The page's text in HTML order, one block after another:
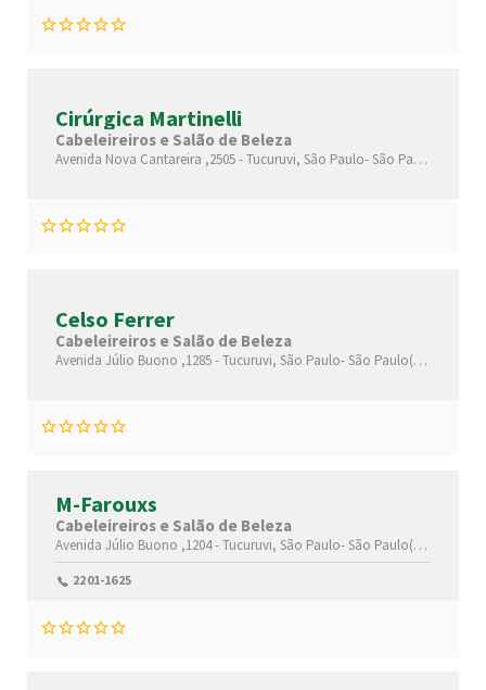
Cirúrgica Martinelli
Cabeleireiros e Salão de Beleza
Avenida Nova Cantareira ,2505 -Tucuruvi, São Paulo-São Paulo(SP)
Celso Ferrer
Cabeleireiros e Salão de Beleza
Avenida Júlio Buono ,1285 -Tucuruvi, São Paulo-São Paulo(SP)
M-Farouxs
Cabeleireiros e Salão de Beleza
Avenida Júlio Buono ,1204 -Tucuruvi, São Paulo-São Paulo(SP)
2201-1625